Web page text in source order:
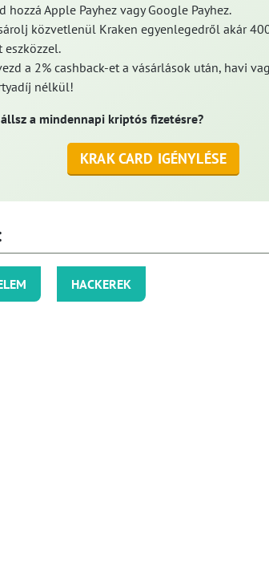
hozzá Apple Payhez vagy Google Payhez.
közvetlenül Kraken egyenlegedről akár
eszközzel.
a 2% cashback-et a vásárlások után, havi
nélkül!
állsz a mindennapi kriptós fizetésre?
KRAK CARD IGÉNYLÉSE
HACKEREK